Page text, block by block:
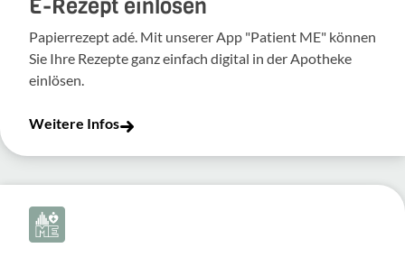
E-Rezept einlösen
Papierrezept adé. Mit unserer App "Patient ME" können
Sie Ihre Rezepte ganz einfach digital in der Apotheke
einlösen.
Weitere Infos